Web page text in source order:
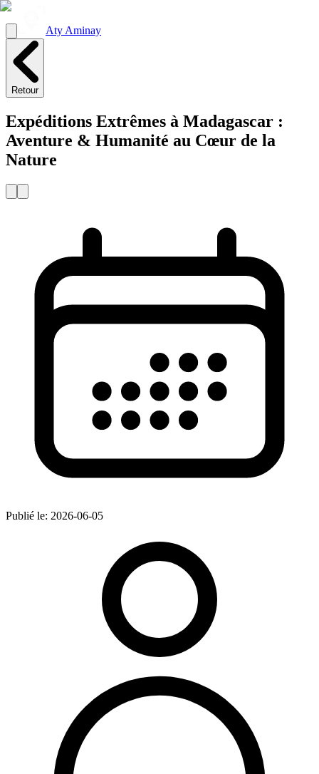
Aty Aminay
Retour
Expéditions Extrêmes à Madagascar :
Aventure & Humanité au Cœur de la
Nature
Publié le: 2026-06-05